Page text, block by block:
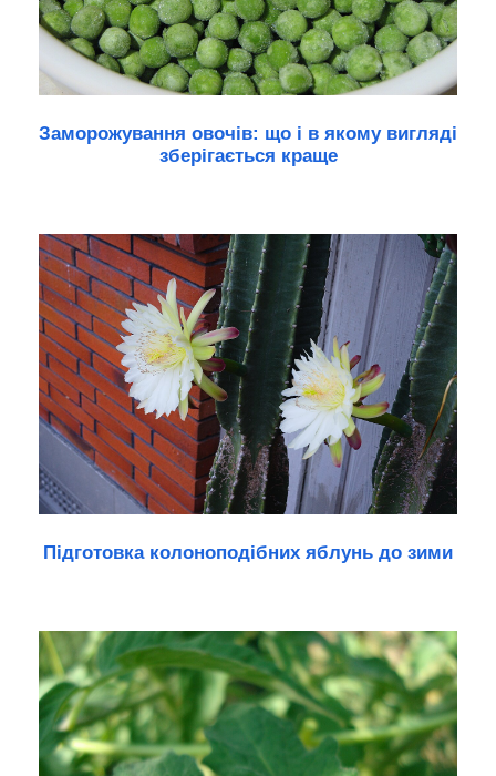
Заморожування овочів: що і в якому вигляді
зберігається краще
Підготовка колоноподібних яблунь до зими